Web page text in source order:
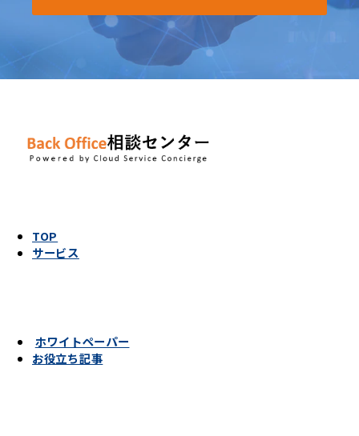
TOP
サービス
ホワイトペーパー
お役立ち記事